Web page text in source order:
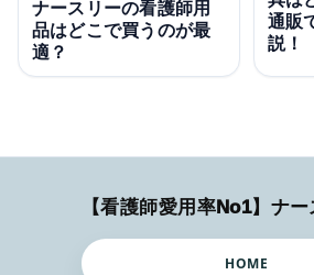
ナースリーの看護師用
品はどこで買うのが最
適？
通販
説！
HOME